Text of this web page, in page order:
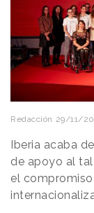
Redacción 29/11/
Iberia acaba
de apoyo al
el